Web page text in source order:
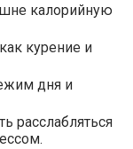
калорийную
курение и
дня и
расслабляться